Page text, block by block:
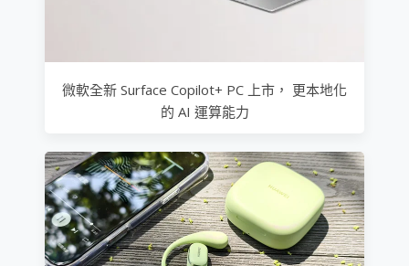
微軟全新 Surface Copilot+ PC 上市， 更本地化
的 AI 運算能力